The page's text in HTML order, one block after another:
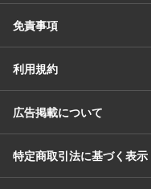
免責事項
利用規約
広告掲載について
特定商取引法に基づく表示